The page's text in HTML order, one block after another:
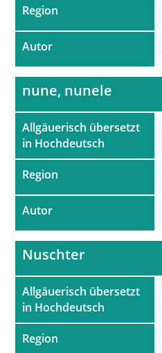
Region
Autor
Allgäuerisch übersetzt
in Hochdeutsch
Region
Autor
nune, nunele
Allgäuerisch übersetzt
in Hochdeutsch
Region
Nuschter